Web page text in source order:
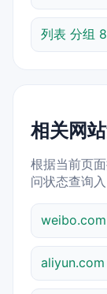
列表 分组
相关网
根据当前页
问状态查询入